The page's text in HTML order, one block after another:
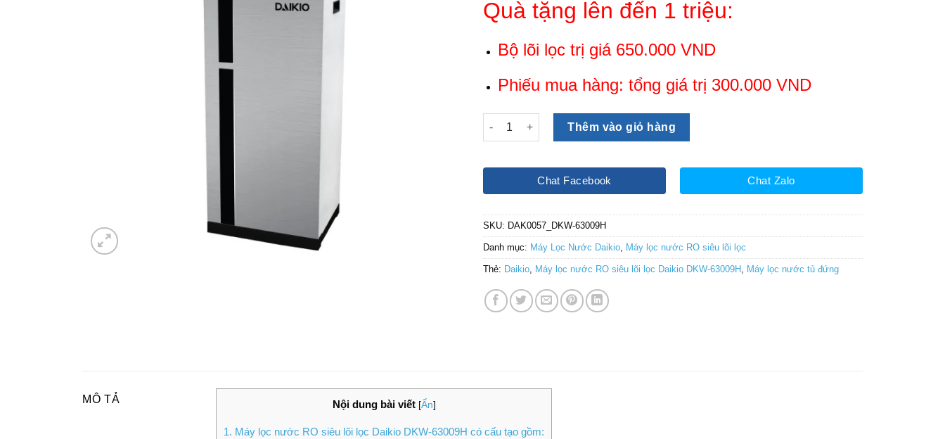
là:
7,500,000₫.
tại
6,350,000₫.
Quà tặng lên đến 1 triệu:
Bộ lõi lọc trị giá 650.000 VND
Phiếu mua hàng: tổng giá trị 300.000 VND
Máy lọc nước RO siêu lõi lọc Daikio DKW-63009H số lượng
Thêm vào giỏ hàng
Chat Facebook Chat Zalo
SKU: DAK0057_DKW-63009H
Danh mục: Máy Lọc Nước Daikio, Máy lọc nước RO siêu lõi lọc
Thẻ: Daikio, Máy lọc nước RO siêu lõi lọc Daikio DKW-63009H , Máy lọc nước tủ đứng
MÔ TẢ Nội dung bài viết [Ẩn]
1. Máy lọc nước RO siêu lõi lọc Daikio DKW-63009H có cấu tạo gồm: